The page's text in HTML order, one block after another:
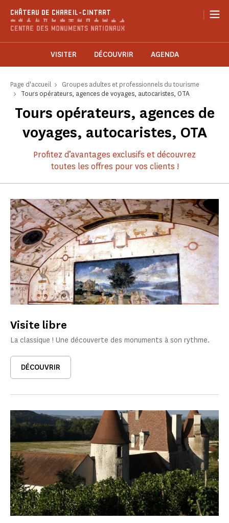
CHÂTEAU DE CHAREIL-CINTRAT |
VISITER DÉCOUVRIR AGENDA
Page d'accueil
Groupes adultes et professionnels du tourisme
Tours opérateurs, agences de voyages, autocaristes, OTA
Tours opérateurs, agences de
voyages, autocaristes, OTA
Profitez d’avantages exclusifs et découvrez
toutes les offres pour vos clients !
Visite libre
La classique ! Une découverte des monuments à son rythme.
DÉCOUVRIR